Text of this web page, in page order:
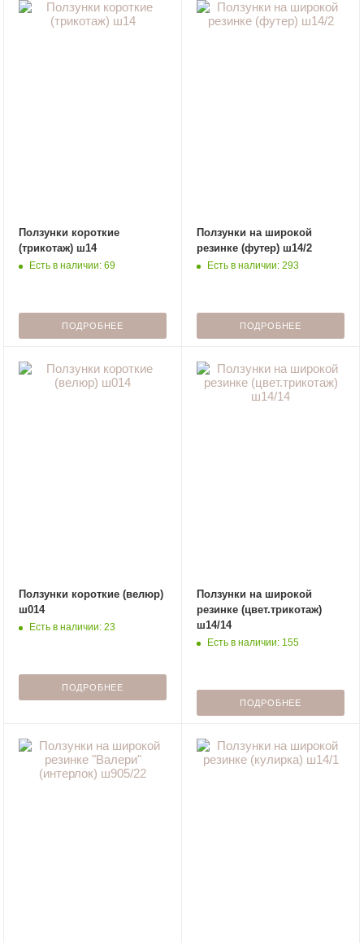
Ползунки короткие
(трикотаж) ш14
Есть в наличии: 69
ПОДРОБНЕЕ
Ползунки на широкой
резинке (футер) ш14/2
Есть в наличии: 293
ПОДРОБНЕЕ
Ползунки короткие (велюр)
ш014
Есть в наличии: 23
ПОДРОБНЕЕ
Ползунки на широкой
резинке (цвет.трикотаж)
ш14/14
Есть в наличии: 155
ПОДРОБНЕЕ